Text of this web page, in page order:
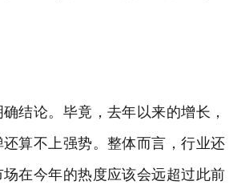
论。毕竟，去年以来的增长，
算不上强势。整体而言，行业还
在今年的热度应该会远超过此前